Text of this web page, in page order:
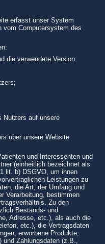
erfasst unser System
vom Computersystem des
die verwendete Version;
Nutzers auf unsere
über unsere Website
und Interessenten und
(einheitlich bezeichnet als
lit. b) DSGVO, um ihnen
Leistungen zu
die Art, der Umfang und
Verarbeitung, bestimmen
Zu den
Bestands- und
Adresse, etc.), als auch die
etc.), die Vertragsdaten
erworbene Produkte,
Zahlungsdaten (z.B.,